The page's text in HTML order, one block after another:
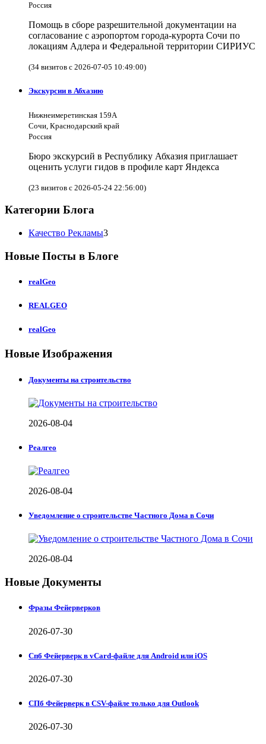
Россия
Помощь в сборе разрешительной документации на
согласование с аэропортом города-курорта Сочи по
локациям Адлера и Федеральной территории СИРИУС
(34 визитов с 2026-07-05 10:49:00)
Экскурсии в Абхазию
Нижнеимеретинская 159А
Сочи, Краснодарский край
Россия
Бюро экскурсий в Республику Абхазия приглашает
оценить услуги гидов в профиле карт Яндекса
(23 визитов с 2026-05-24 22:56:00)
Категории Блога
Качество Рекламы3
Новые Посты в Блоге
realGeo
REALGEO
realGeo
Новые Изображения
Документы на строительство
2026-08-04
Реалгео
2026-08-04
Уведомление о строительстве Частного Дома в Сочи
2026-08-04
Новые Документы
Фразы Фейерверков
2026-07-30
Спб Фейерверк в vCard-файле для Android или iOS
2026-07-30
СПб Фейерверк в CSV-файле только для Outlook
2026-07-30